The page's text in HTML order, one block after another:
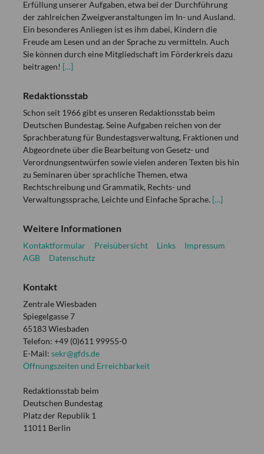
Erfüllung unserer Aufgaben, etwa bei der Durchführung
der zahlreichen Zweigveranstaltungen im In- und Ausland.
Ein besonderes Anliegen ist es ihm dabei, Kindern die
Freude am Lesen und an der Sprache zu vermitteln. Auch
Sie können durch eine Mitgliedschaft im Förderkreis dazu
beitragen! […]
Redaktionsstab
Schon seit 1966 gibt es unseren Redaktionsstab beim
Deutschen Bundestag. Seine Aufgaben reichen von der
Sprachberatung für Bundestagsverwaltung, Fraktionen und
Abgeordnete über die Bearbeitung von Gesetz- und
Verordnungsentwürfen sowie vielen anderen Texten bis hin
zu Seminaren über sprachliche Themen, etwa
Rechtschreibung und Grammatik, Rechts- und
Verwaltungssprache, Leichte und Einfache Sprache. […]
Weitere Informationen
Kontaktformular Preisübersicht Links
Impressum
AGB
Datenschutz
Kontakt
Zentrale Wiesbaden
Spiegelgasse 7
65183 Wiesbaden
Telefon: +49 (0)611 99955-0
E-Mail: sekr@gfds.de
Öffnungszeiten und Erreichbarkeit
Redaktionsstab beim
Deutschen Bundestag
Platz der Republik 1
11011 Berlin